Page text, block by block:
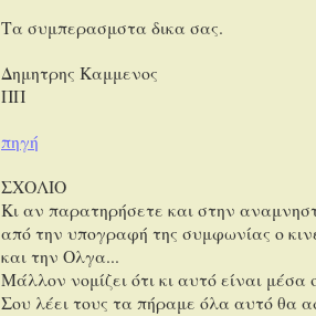
Τα συμπερασμστα δικα σας.
Δημητρης Καμμενος
ΠΠ
πηγή
ΣΧΟΛΙΟ
Κι αν παρατηρήσετε και στην
από την υπογραφή της συμφωνίας ο
και την Ολγα...
Μάλλον νομίζει ότι κι αυτό είναι
Σου λέει τους τα πήραμε όλα αυτό θα